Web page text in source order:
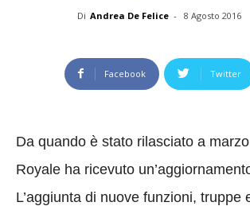
Di Andrea De Felice - 8 Agosto 2016
Facebook Twitter
Da quando è stato rilasciato a
Royale ha ricevuto
L’aggiunta di nuove funzioni, truppe